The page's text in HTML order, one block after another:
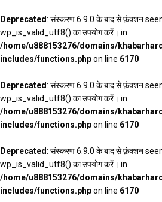
Deprecated: संस्करण 6.9.0 के बाद से फ़ंक्शन
wp_is_valid_utf8() का उपयोग करें। in
/home/u888153276/domains/
includes/functions.phpon line 6170
Deprecated: संस्करण 6.9.0 के बाद से फ़ंक्शन
wp_is_valid_utf8() का उपयोग करें। in
/home/u888153276/domains/
includes/functions.phpon line 6170
Deprecated: संस्करण 6.9.0 के बाद से फ़ंक्शन
wp_is_valid_utf8() का उपयोग करें। in
/home/u888153276/domains/
includes/functions.phpon line 6170